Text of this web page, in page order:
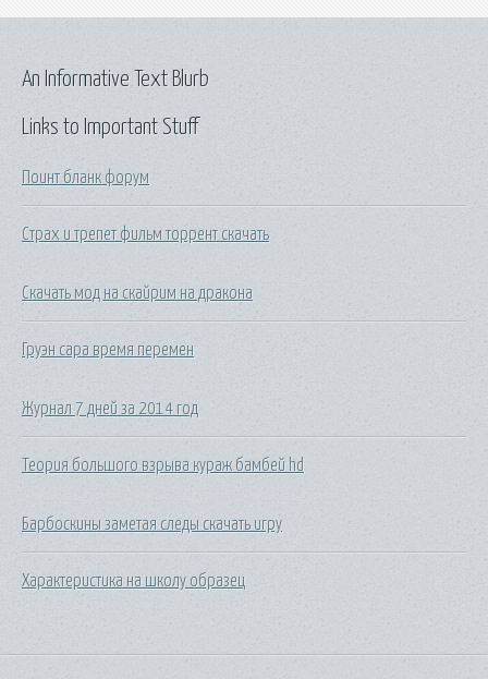
Links to Important Stuff
Поинт бланк форум
Страх и трепет фильм торрент скачать
Скачать мод на скайрим на дракона
Груэн сара время перемен
Журнал 7 дней за 2014 год
Теория большого взрыва кураж бамбей hd
Барбоскины заметая следы скачать игру
Характеристика на школу образец
An Informative Text Blurb